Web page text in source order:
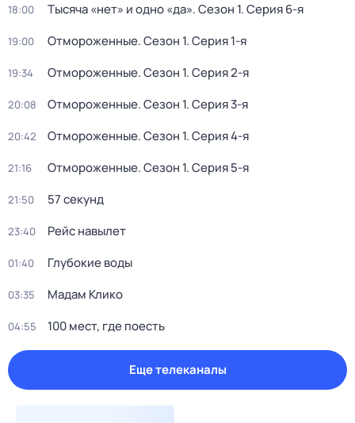
18:00 Тысяча «нет» и одно «да». Сезон 1. Серия 6-я
19:00 Отмороженные. Сезон 1. Серия 1-я
19:34 Отмороженные. Сезон 1. Серия 2-я
20:08 Отмороженные. Сезон 1. Серия 3-я
20:42 Отмороженные. Сезон 1. Серия 4-я
21:16 Отмороженные. Сезон 1. Серия 5-я
21:50 57 секунд
23:40 Рейс навылет
01:40 Глубокие воды
03:35 Мадам Клико
04:55 100 мест, где поесть
Еще телеканалы